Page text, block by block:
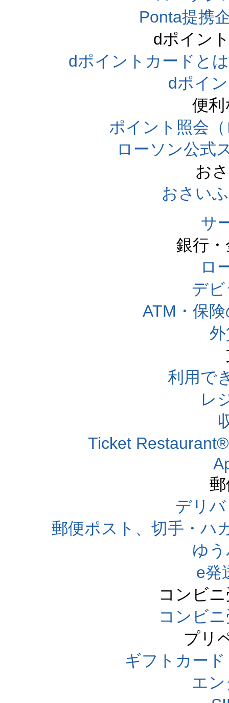
Ponta提携
dポイン
dポイントカードと
dポイ
便
ポイント照会
ローソン公式
お
おさい
サ
銀行
ロ
デ
ATM・保
利用で
レ
Ticket
デリ
郵便ポスト、切手・ハ
ゆ
e発
コンビ
コンビ
プリ
ギフトカー
エ